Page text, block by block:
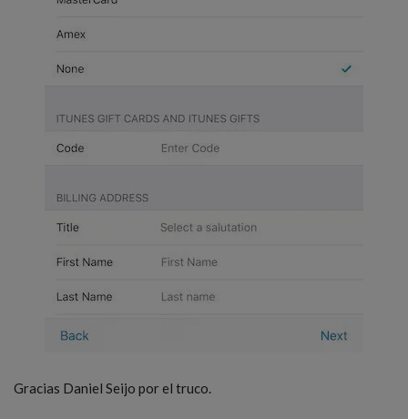
Gracias Daniel Seijo por el truco.